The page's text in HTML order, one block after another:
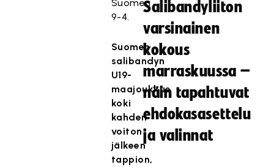
Suomen
9-4.
Suomen
salibandyn
U19-
maajoukkue
koki
kahden
voiton
jälkeen
tappion,
Salibandyliiton
varsinainen
kokous
marraskuussa –
näin tapahtuvat
ehdokasasettelu
ja valinnat